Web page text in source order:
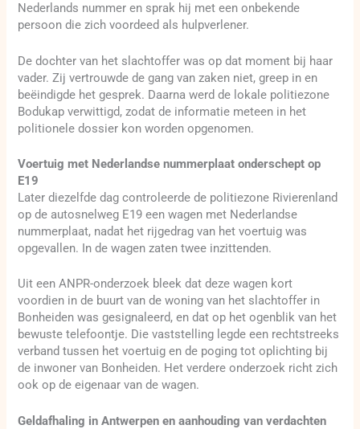
Nederlands nummer en sprak hij met een onbekende
persoon die zich voordeed als hulpverlener.
De dochter van het slachtoffer was op dat moment bij haar
vader. Zij vertrouwde de gang van zaken niet, greep in en
beëindigde het gesprek. Daarna werd de lokale politiezone
Bodukap verwittigd, zodat de informatie meteen in het
politionele dossier kon worden opgenomen.
Voertuig met Nederlandse nummerplaat onderschept op
E19
Later diezelfde dag controleerde de politiezone Rivierenland
op de autosnelweg E19 een wagen met Nederlandse
nummerplaat, nadat het rijgedrag van het voertuig was
opgevallen. In de wagen zaten twee inzittenden.
Uit een ANPR-onderzoek bleek dat deze wagen kort
voordien in de buurt van de woning van het slachtoffer in
Bonheiden was gesignaleerd, en dat op het ogenblik van het
bewuste telefoontje. Die vaststelling legde een rechtstreeks
verband tussen het voertuig en de poging tot oplichting bij
de inwoner van Bonheiden. Het verdere onderzoek richt zich
ook op de eigenaar van de wagen.
Geldafhaling in Antwerpen en aanhouding van verdachten